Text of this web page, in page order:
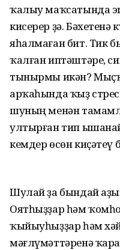
ҡалыу маҡсатында
кисерер ҙә.
яһалмаған бит. Тик
ҡалған иптәштәре,
тынырмы икән?
арҡаһында ҡыҙ
шуның менән
ултырған тип
кемдер өсөн
Шулай ҙа бындай
Оятһыҙҙар һәм
ҡыйыуһыҙҙар һәм
мәғлүмәттәренә